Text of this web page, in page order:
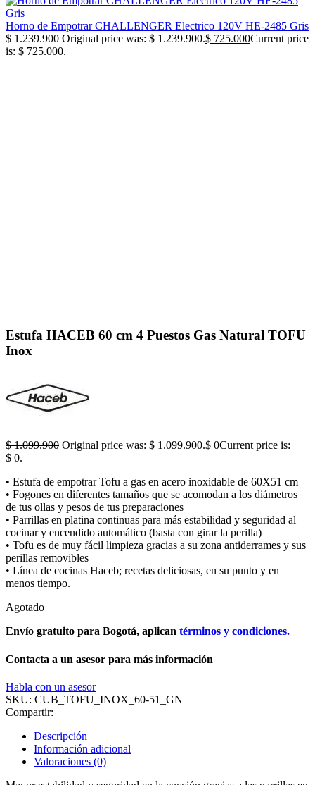
Horno de Empotrar CHALLENGER Electrico 120V HE-2485 Gris
$1.239.900 Original price was: $ 1.239.900.$ 725.000Current price
is: $ 725.000.
Estufa HACEB 60 cm 4 Puestos Gas Natural TOFU
Inox
$1.099.900 Original price was: $ 1.099.900.$ 0Current price is:
$ 0.
• Estufa de empotrar Tofu a gas en acero inoxidable de 60X51 cm
• Fogones en diferentes tamaños que se acomodan a los diámetros
de tus ollas y pesos de tus preparaciones
• Parrillas en platina continuas para más estabilidad y seguridad al
cocinar y encendido automático (basta con girar la perilla)
• Tofu es de muy fácil limpieza gracias a su zona antiderrames y sus
perillas removibles
• Línea de cocinas Haceb; recetas deliciosas, en su punto y en
menos tiempo.
Agotado
Envío gratuito para Bogotá, aplican términos y condiciones.
Contacta a un asesor para más información
Habla con un asesor
SKU: CUB_TOFU_INOX_60-51_GN
Compartir:
Descripción
Información adicional
Valoraciones (0)